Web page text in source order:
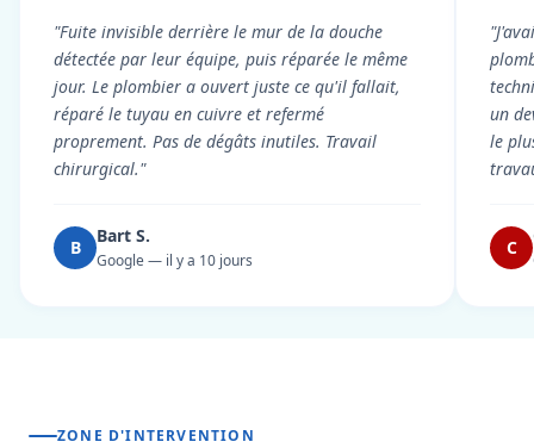
"Fuite invisible derrière le mur de la douche
détectée par leur équipe, puis réparée le même
jour. Le plombier a ouvert juste ce qu'il fallait,
réparé le tuyau en cuivre et refermé
proprement. Pas de dégâts inutiles. Travail
chirurgical."
B
Bart S.
Google — il y a 10 jours
un
le
C
ZONE D'INTERVENTION